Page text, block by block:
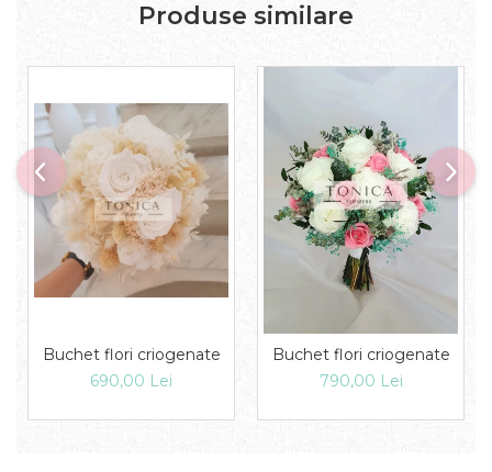
Produse similare
Buchet flori criogenate
690,00 Lei
Buchet flori criogenate
790,00 Lei